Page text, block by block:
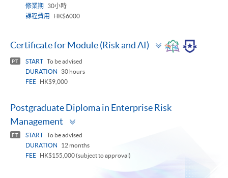
修業期
30小時
課程費用
HK$6000
Certificate for Module (Risk and AI)
Toggle
panel
PT START To be advised
DURATION
30 hours
FEE
HK$9,000
Postgraduate Diploma in Enterprise Risk
Management
FT START To be advised
DURATION
12 months
FEE
HK$155,000 (subject to approval)